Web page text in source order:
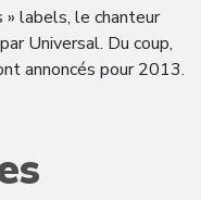
labels, le chanteur
Universal. Du coup,
annoncés pour 2013.